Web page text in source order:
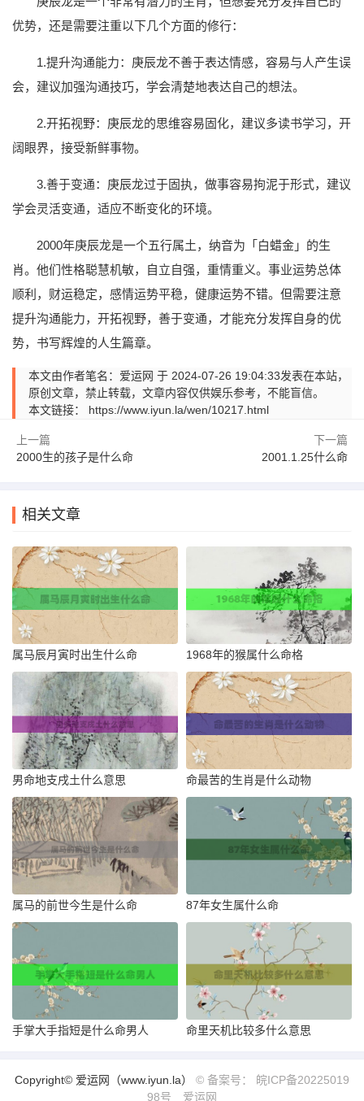
优势，还是需要注重以下几个方面的修行：
1.提升沟通能力：庚辰龙不善于表达情感，容易与人产生误
会，建议加强沟通技巧，学会清楚地表达自己的想法。
2.开拓视野：庚辰龙的思维容易固化，建议多读书学习，开
阔眼界，接受新鲜事物。
3.善于变通：庚辰龙过于固执，做事容易拘泥于形式，建议
学会灵活变通，适应不断变化的环境。
2000年庚辰龙是一个五行属土，纳音为「白蜡金」的生
肖。他们性格聪慧机敏，自立自强，重情重义。事业运势总体
顺利，财运稳定，感情运势平稳，健康运势不错。但需要注意
提升沟通能力，开拓视野，善于变通，才能充分发挥自身的优
势，书写辉煌的人生篇章。
本文由作者笔名：爱运网 于 2024-07-26 19:04:33发表在本站，
原创文章，禁止转载，文章内容仅供娱乐参考，不能盲信。
本文链接： https://www.iyun.la/wen/10217.html
上一篇
2000生的孩子是什么命
下一篇
2001.1.25什么命
相关文章
属马辰月寅时出生什么命 1968年的猴属什么命格
男命地支戌土什么意思 命最苦的生肖是什么动物
属马的前世今生是什么命 87年女生属什么命
手掌大手指短是什么命男人 命里天机比较多什么意思
Copyright© 爱运网（www.iyun.la） © 备案号： 皖ICP备20225019
98号
爱运网